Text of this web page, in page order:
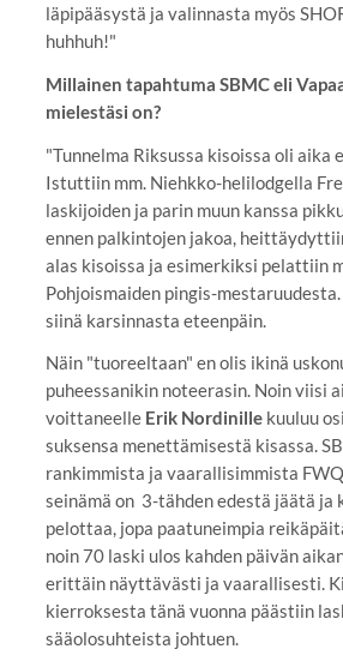
läpipääsystä ja valinnasta myös
huhhuh!"
Millainen tapahtuma SBMC eli
mielestäsi on?
"Tunnelma Riksussa kisoissa oli aika
Istuttiin mm. Niehkko-helilodgella
laskijoiden ja parin muun kanssa
ennen palkintojen jakoa,
alas kisoissa ja esimerkiksi pelattiin
Pohjoismaiden pingis-
siinä karsinnasta eteenpäin.
Näin "tuoreeltaan" en olis ikinä
puheessanikin noteerasin. Noin viisi
voittaneelle Erik Nordinillekuuluu
suksensa menettämisestä kisassa.
rankimmista ja vaarallisimmista
seinämä on 3-tähden edestä jäätä ja
pelottaa, jopa paatuneimpia
noin 70 laski ulos kahden päivän
erittäin näyttävästi ja vaarallisesti.
kierroksesta tänä vuonna päästiin
sääolosuhteista johtuen.